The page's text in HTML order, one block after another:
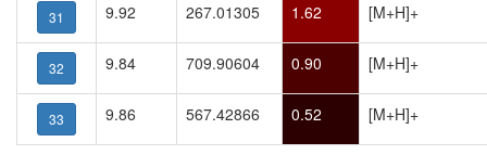
31 9.92 267.01305 1.62 [M+H]+
32 9.84 709.90604 0.90 [M+H]+
33 9.86 567.42866 0.52 [M+H]+